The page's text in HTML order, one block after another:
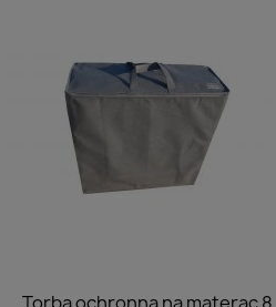
Szybki podgląd